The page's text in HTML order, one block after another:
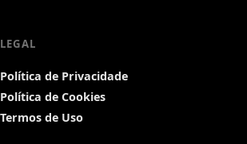
LEGAL
Política de Privacidade
Política de Cookies
Termos de Uso